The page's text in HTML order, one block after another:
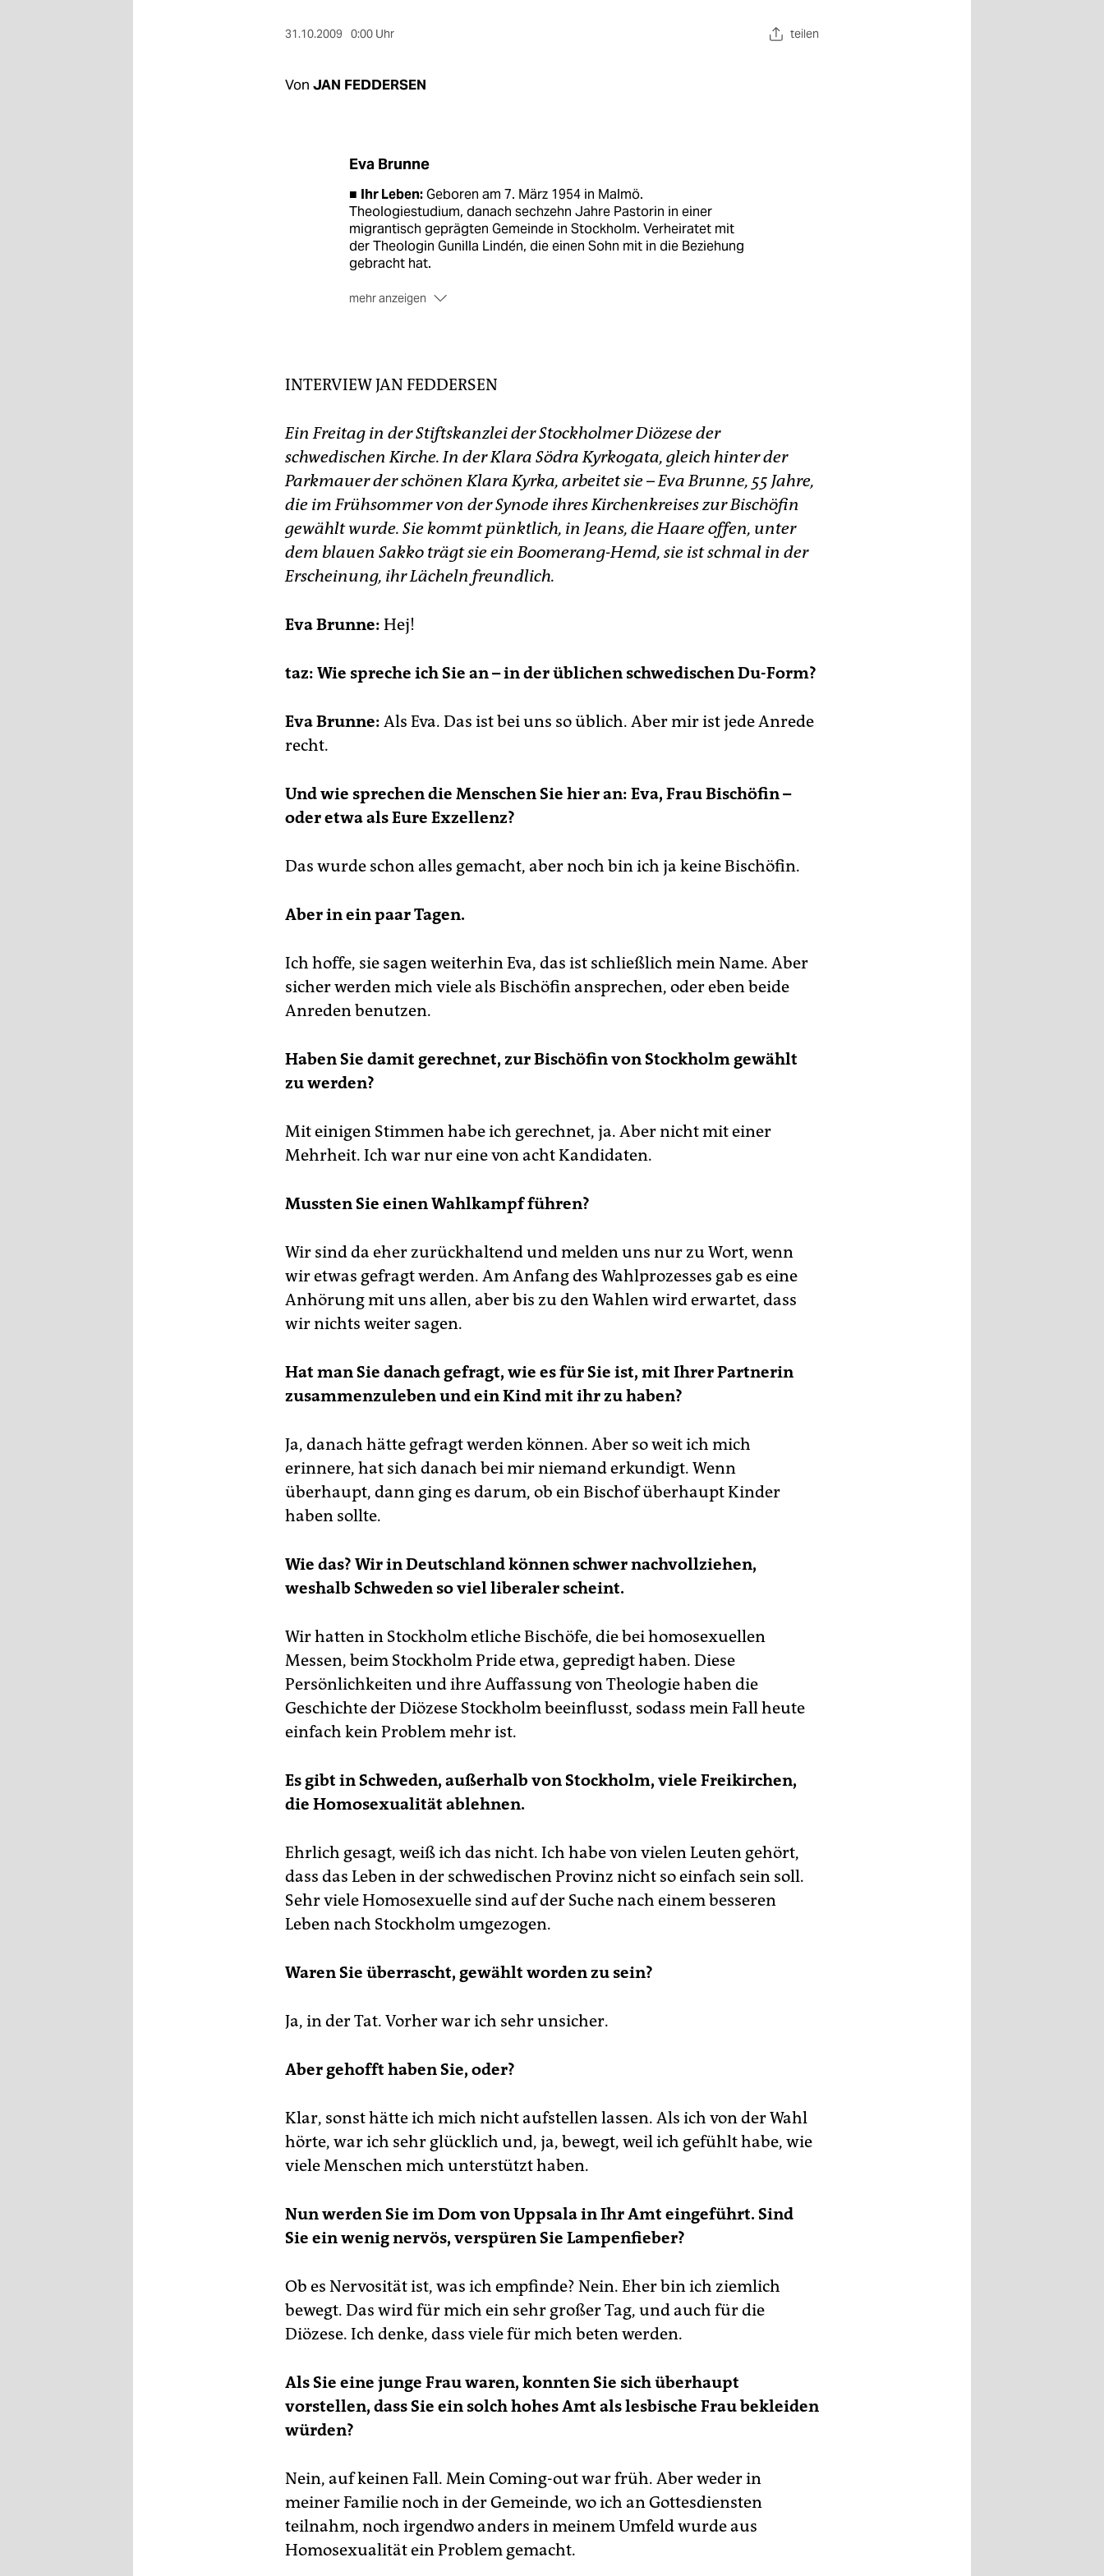
31.10.2009 0:00 Uhr teilen
Von JAN FEDDERSEN
Eva Brunne
■ Ihr Leben:Geboren am 7. März 1954 in Malmö.
Theologiestudium, danach sechzehn Jahre Pastorin in einer
migrantisch geprägten Gemeinde in Stockholm. Verheiratet mit
der Theologin Gunilla Lindén, die einen Sohn mit in die Beziehung
gebracht hat.
mehr anzeigen
■Ihr Land:Seit Mai 2009 gilt in Schweden ein geschlechtlich
neutrales Eherecht, vom Parlament gegen die Stimmen der
nicht mehr Frau und Mann. Die protestantische Staatskirche hat
sich dieser Rechtlichkeit angeschlossen. Die Trauformel ist
grundiert durch den Spruch „har du skapat människor till din
avbild“ – „Du hast die Menschen als dein Abbild geschaffen“. Das
Jawort geben sich einander „äktar maka“, Eheleute, nicht mehr
Mann und Frau.
INTERVIEW JAN FEDDERSEN
Ein Freitag in der Stiftskanzlei der Stockholmer Diözese der
schwedischen Kirche. In der Klara Södra Kyrkogata, gleich hinter der
Parkmauer der schönen Klara Kyrka, arbeitet sie – Eva Brunne, 55 Jahre,
die im Frühsommer von der Synode ihres Kirchenkreises zur Bischöfin
gewählt wurde. Sie kommt pünktlich, in Jeans, die Haare offen, unter
dem blauen Sakko trägt sie ein Boomerang-Hemd, sie ist schmal in der
Erscheinung, ihr Lächeln freundlich.
Eva Brunne: Hej!
taz: Wie spreche ich Sie an – in der üblichen schwedischen Du-Form?
Eva Brunne: Als Eva. Das ist bei uns so üblich. Aber mir ist jede Anrede
recht.
Und wie sprechen die Menschen Sie hier an: Eva, Frau Bischöfin –
oder etwa als Eure Exzellenz?
Das wurde schon alles gemacht, aber noch bin ich ja keine Bischöfin.
Aber in ein paar Tagen.
Ich hoffe, sie sagen weiterhin Eva, das ist schließlich mein Name. Aber
sicher werden mich viele als Bischöfin ansprechen, oder eben beide
Anreden benutzen.
Haben Sie damit gerechnet, zur Bischöfin von Stockholm gewählt
zu werden?
Mit einigen Stimmen habe ich gerechnet, ja. Aber nicht mit einer
Mehrheit. Ich war nur eine von acht Kandidaten.
Mussten Sie einen Wahlkampf führen?
Wir sind da eher zurückhaltend und melden uns nur zu Wort, wenn
wir etwas gefragt werden. Am Anfang des Wahlprozesses gab es eine
Anhörung mit uns allen, aber bis zu den Wahlen wird erwartet, dass
wir nichts weiter sagen.
Hat man Sie danach gefragt, wie es für Sie ist, mit Ihrer Partnerin
zusammenzuleben und ein Kind mit ihr zu haben?
Ja, danach hätte gefragt werden können. Aber so weit ich mich
erinnere, hat sich danach bei mir niemand erkundigt. Wenn
überhaupt, dann ging es darum, ob ein Bischof überhaupt Kinder
haben sollte.
Wie das? Wir in Deutschland können schwer nachvollziehen,
weshalb Schweden so viel liberaler scheint.
Wir hatten in Stockholm etliche Bischöfe, die bei homosexuellen
Messen, beim Stockholm Pride etwa, gepredigt haben. Diese
Persönlichkeiten und ihre Auffassung von Theologie haben die
Geschichte der Diözese Stockholm beeinflusst, sodass mein Fall heute
einfach kein Problem mehr ist.
Es gibt in Schweden, außerhalb von Stockholm, viele Freikirchen,
die Homosexualität ablehnen.
Ehrlich gesagt, weiß ich das nicht. Ich habe von vielen Leuten gehört,
dass das Leben in der schwedischen Provinz nicht so einfach sein soll.
Sehr viele Homosexuelle sind auf der Suche nach einem besseren
Leben nach Stockholm umgezogen.
Waren Sie überrascht, gewählt worden zu sein?
Ja, in der Tat. Vorher war ich sehr unsicher.
Aber gehofft haben Sie, oder?
Klar, sonst hätte ich mich nicht aufstellen lassen. Als ich von der Wahl
hörte, war ich sehr glücklich und, ja, bewegt, weil ich gefühlt habe, wie
viele Menschen mich unterstützt haben.
Nun werden Sie im Dom von Uppsala in Ihr Amt eingeführt. Sind
Sie ein wenig nervös, verspüren Sie Lampenfieber?
Ob es Nervosität ist, was ich empfinde? Nein. Eher bin ich ziemlich
bewegt. Das wird für mich ein sehr großer Tag, und auch für die
Diözese. Ich denke, dass viele für mich beten werden.
Als Sie eine junge Frau waren, konnten Sie sich überhaupt
vorstellen, dass Sie ein solch hohes Amt als lesbische Frau bekleiden
würden?
Nein, auf keinen Fall. Mein Coming-out war früh. Aber weder in
meiner Familie noch in der Gemeinde, wo ich an Gottesdiensten
teilnahm, noch irgendwo anders in meinem Umfeld wurde aus
Homosexualität ein Problem gemacht.